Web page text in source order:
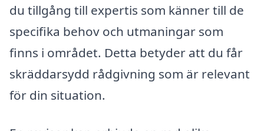
du tillgång till expertis som känner till de
specifika behov och utmaningar som
finns i området. Detta betyder att du får
skräddarsydd rådgivning som är relevant
för din situation.